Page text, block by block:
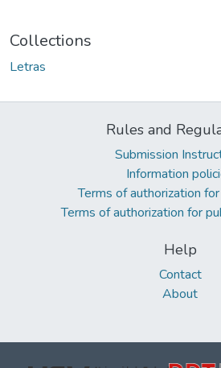
Collections
Letras
Rules and
Submission
Information
Terms of authorization
Terms of authorization for
Help
Contact
About